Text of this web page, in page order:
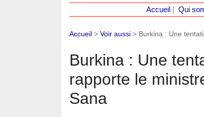
Accueil Qui
Accueil > Voir aussi > Burkina : Une
Burkina : Une
rapporte le
Sana